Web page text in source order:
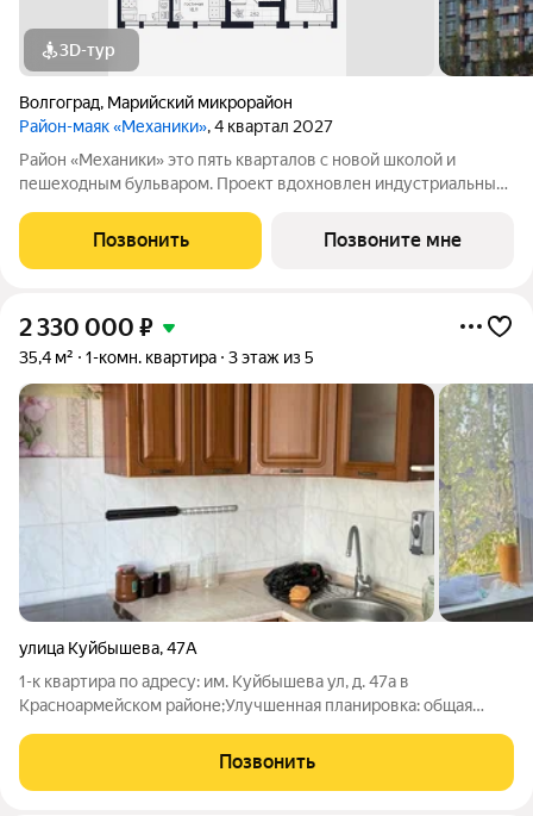
3D-тур
Волгоград, Марийский микрорайон
Район-маяк «Механики», 4 квартал 2027
Район «Механики» это пять кварталов с новой школой и
пешеходным бульваром. Проект вдохновлен индустриальным
канала и людьми, которые здесь живут и работают. Это
пространство для людей действия
Позвонить Позвоните мне
2 330 000 ₽
35,4 м² 1-комн. квартира 3 этаж из 5
улица Куйбышева,47А
1-к квартира по адресу: им. Куйбышева ул, д. 47а в
Красноармейском районе;Улучшенная планировка: общая
состоянии. Пластиковые окна. На полу линолеум. Установлены
современные межкомнатные двери. Есть
Позвонить